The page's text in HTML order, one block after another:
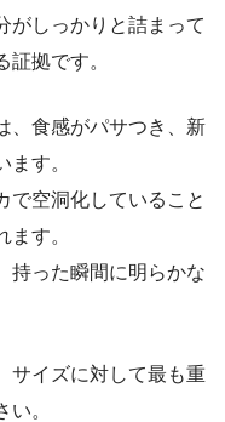
がしっかりと詰まって
拠です。
、食感がパサつき、新
す。
で空洞化していること
す。
持った瞬間に明らかな
サイズに対して最も重
。